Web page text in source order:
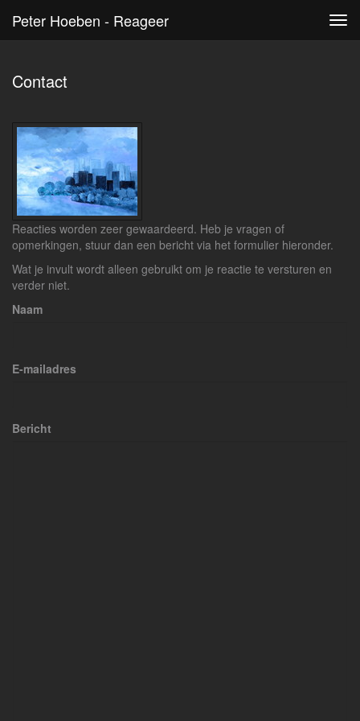
Peter Hoeben - Reageer
Contact
Reacties worden zeer gewaardeerd. Heb je vragen of
opmerkingen, stuur dan een bericht via het formulier hieronder.
Wat je invult wordt alleen gebruikt om je reactie te versturen en
verder niet.
Naam
E-mailadres
Bericht